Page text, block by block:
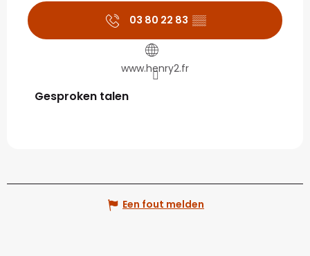
03 80 22 83 ▒▒
www.henry2.fr
Gesproken talen
Gesproken talen
Een fout melden